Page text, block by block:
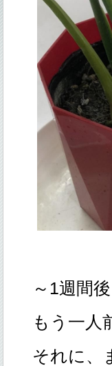
～1週間
もう一人
それに、